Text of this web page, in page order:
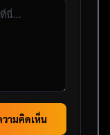
วามคิดเห็น